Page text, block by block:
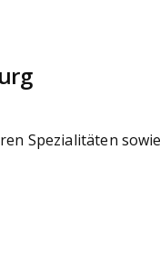
Spezialitäten